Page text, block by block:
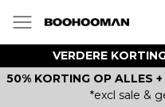
VERDERE
50% KORTING OP ALLES
*excl sale &